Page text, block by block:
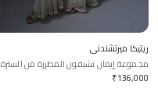
ريتيكا ميرتشندني
مجموعة إيمان تشيفون المطرزة من السترة
والشال ₹136,000